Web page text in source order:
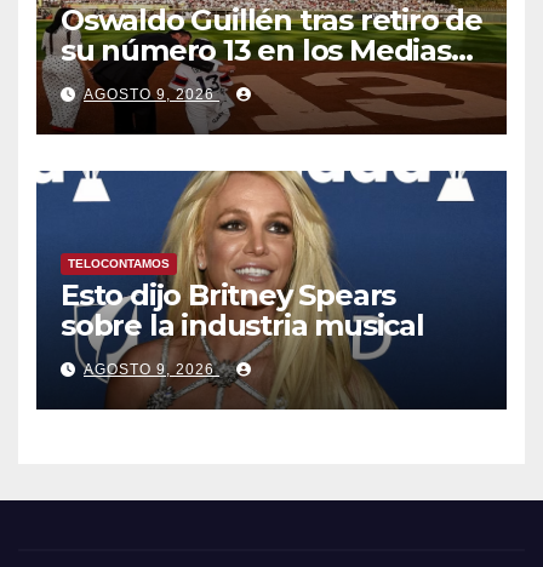
Oswaldo Guillén tras retiro de
su número 13 en los Medias
Blancas: «Cumplí mis
sueños»
AGOSTO 9, 2026
TELOCONTAMOS
Esto dijo Britney Spears
sobre la industria musical
AGOSTO 9, 2026